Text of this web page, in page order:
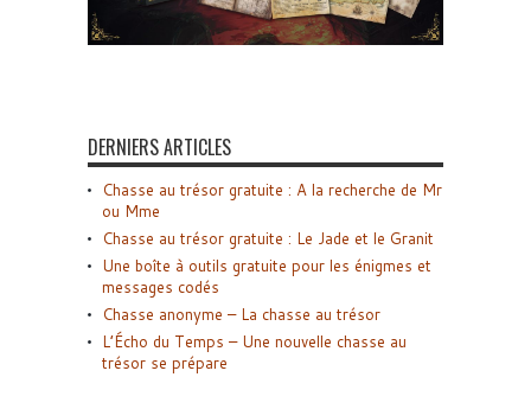
DERNIERS ARTICLES
Chasse au trésor gratuite : A la recherche de Mr
ou Mme
Chasse au trésor gratuite : Le Jade et le Granit
Une boîte à outils gratuite pour les énigmes et
messages codés
Chasse anonyme – La chasse au trésor
L’Écho du Temps – Une nouvelle chasse au
trésor se prépare